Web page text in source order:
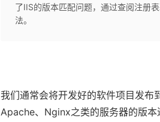
了IIS的版本匹配问题，通过查阅注册
法。
我们通常会将开发好的软件项目发布
Apache、 Nginx之类的服务器的版